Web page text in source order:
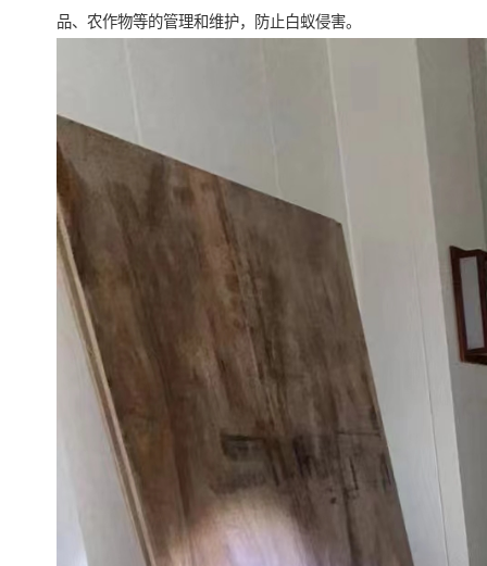
品、农作物等的管理和维护，防止白蚁侵害。